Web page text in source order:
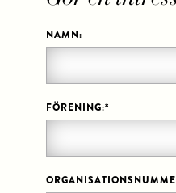
NAMN:
FÖRENING:*